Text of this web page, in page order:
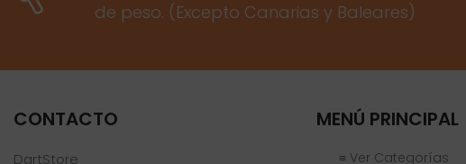
de peso. (Excepto Canarias y Baleares)
CONTACTO
DartStore
MENÚ PRINCIPAL
≡ Ver Categorías